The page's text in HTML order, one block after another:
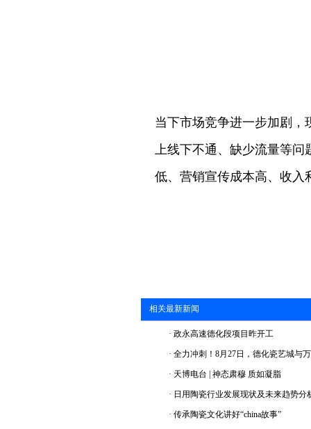
当下市场竞争进一步加剧
上线下不通、缺少流量等
低、营销宣传成本高、收
相关最新新闻
· 政永高速德化段项目昨开工
· 全力冲刺！8月27日，德化瓷艺城与
· 天博电台 | 神态肃穆 质如凝脂
· 日用陶瓷行业发展现状及未来趋势分
· 传承陶瓷文化讲好“china故事”